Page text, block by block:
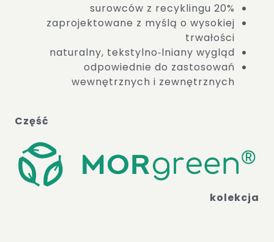
20% surowców z recyklingu
zaprojektowane z myślą o wysokiej
trwałości
naturalny, tekstylno‑lniany wygląd
odpowiednie do zastosowań
wewnętrznych i zewnętrznych
Część
kolekcja